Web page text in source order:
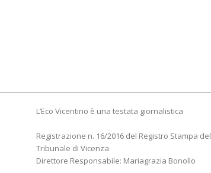
L’Eco Vicentino è una testata giornalistica
Registrazione n. 16/2016 del Registro Stampa del
Tribunale di Vicenza
Direttore Responsabile: Mariagrazia Bonollo